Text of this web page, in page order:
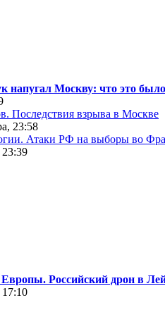
напугал Москву: что это было
Последствия взрыва в Москве
23:58
Атаки РФ на выборы во
Российский дрон в